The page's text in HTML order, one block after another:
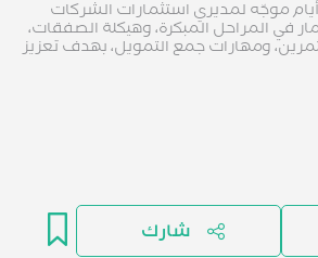
برنامج مكثّف لمدة 3 أيام موجّه لمديري استثمارات الشركات
في المراحل المبكرة، وهيكلة الصفقات،
ومهارات جمع التمويل، بهدف تعزيز
شارك